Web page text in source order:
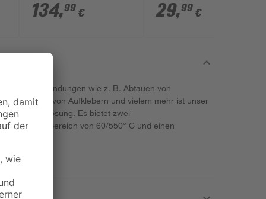
automatic
134,99 € 29,99 €
wie z. B. Abtauen von
Entfernen von Aufklebern und vielem mehr ist unser
Lösung. Es bietet zwei
Temperaturbereich von 60/550° C und einen